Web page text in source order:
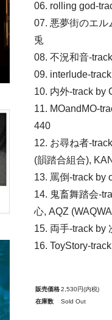
06. rolling god-
07. 悪夢街のエル
兎
08. 不況和音-
09. interlude-
10. 内外-track by
11. MOandMO-
440
12. お尋ね者-
(韻踏合組合),
13. 罵倒-track by
14. 鬼畜舞踏会-
心, AQZ
15. 両手-track by
16. ToyStory-
販売価格2,530円(内税)
在庫数
Sold Out